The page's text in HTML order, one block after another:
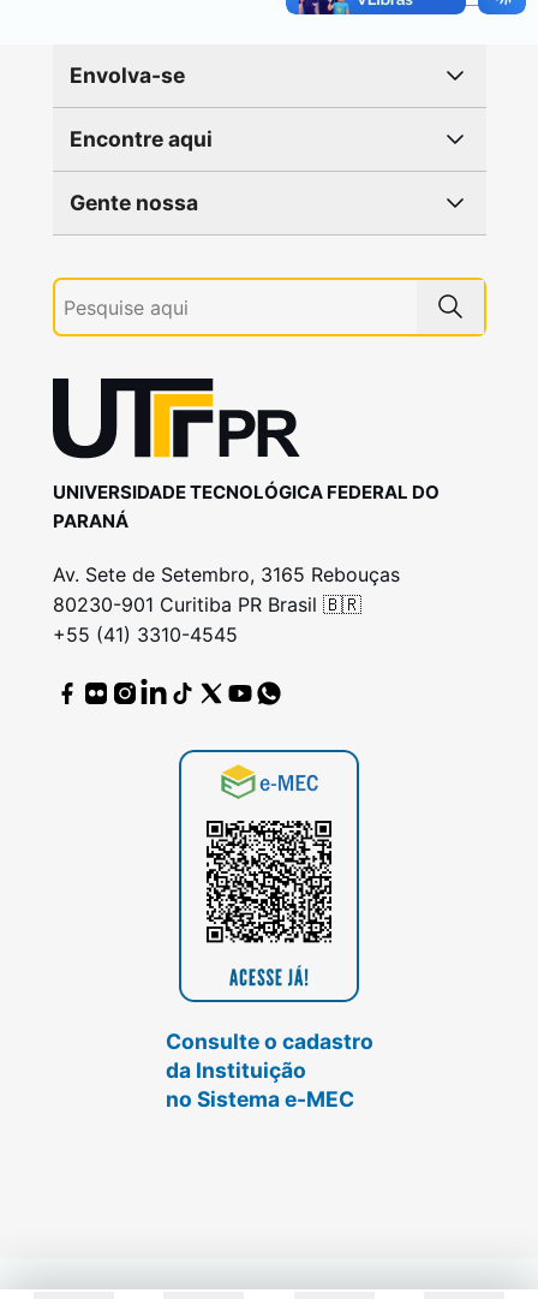
Envolva-se
Encontre aqui
Gente nossa
UNIVERSIDADE TECNOLÓGICA FEDERAL DO
PARANÁ
Av. Sete de Setembro, 3165 Rebouças
80230-901 Curitiba PR Brasil 🇧🇷
+55 (41) 3310-4545
Consulte o cadastro
da Instituição
no Sistema e-MEC